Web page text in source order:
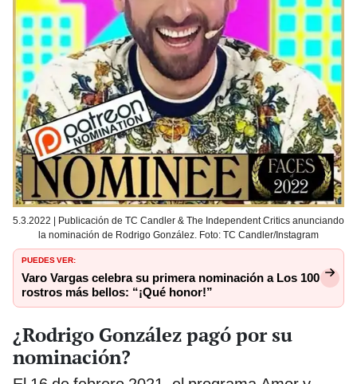
5.3.2022 | Publicación de TC Candler & The Independent Critics anunciando
la nominación de Rodrigo González. Foto: TC Candler/Instagram
PUEDES VER:
Varo Vargas celebra su primera nominación a Los 100
rostros más bellos: “¡Qué honor!”
¿Rodrigo González pagó por su
nominación?